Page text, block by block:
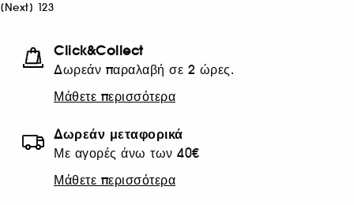
[Next] 123
Click&Collect
Δωρεάν παραλαβή σε 2 ώρες.
Μάθετε περισσότερα
Δωρεάν μεταφορικά
Με αγορές άνω των 40€
Μάθετε περισσότερα